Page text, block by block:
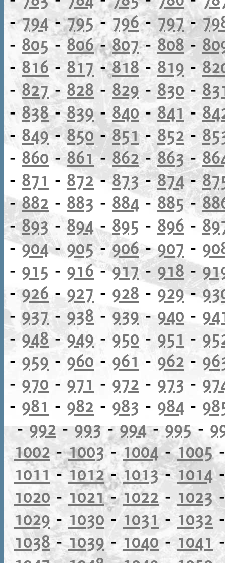
-794-795-796-797-
- 805 -806-807-808-
- 816- 817 -818-819 -
-827-828 - 829 - 830 -
- 838-839-840 - 841 -
- 849-850-851- 852-
- 860 -861- 862-863-
- 871 - 872-873-874-
-882 - 883 - 884- 885-
-893-894- 895 - 896 -
-904-905-906-907 -
- 915 - 916-917-918 -
-926 - 927 - 928 - 929-
- 937-938 - 939- 940 -
-948-949 - 950 - 951 -
- 959 - 960 - 961 - 962 -
- 970 - 971 - 972 - 973 -
- 981 - 982 - 983 - 984 -
-992-993-994- 995 -
1002-1003-1004-1005
1011-1012-1013-1014
1020 - 1021-1022 - 1023
1029 -1030- 1031 -1032
1038-1039 - 1040- 1041